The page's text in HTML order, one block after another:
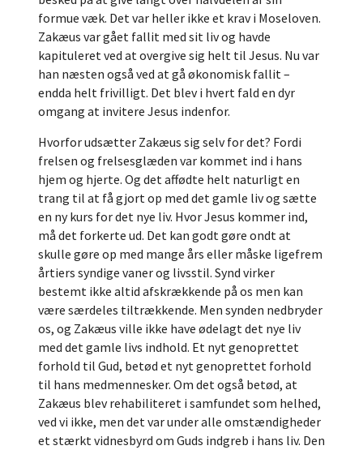
formue væk. Det var heller ikke et krav i Moseloven.
Zakæus var gået fallit med sit liv og havde
kapituleret ved at overgive sig helt til Jesus. Nu var
han næsten også ved at gå økonomisk fallit –
endda helt frivilligt. Det blev i hvert fald en dyr
omgang at invitere Jesus indenfor.
Hvorfor udsætter Zakæus sig selv for det? Fordi
frelsen og frelsesglæden var kommet ind i hans
hjem og hjerte. Og det affødte helt naturligt en
trang til at få gjort op med det gamle liv og sætte
en ny kurs for det nye liv. Hvor Jesus kommer ind,
må det forkerte ud. Det kan godt gøre ondt at
skulle gøre op med mange års eller måske ligefrem
årtiers syndige vaner og livsstil. Synd virker
bestemt ikke altid afskrækkende på os men kan
være særdeles tiltrækkende. Men synden nedbryder
os, og Zakæus ville ikke have ødelagt det nye liv
med det gamle livs indhold. Et nyt genoprettet
forhold til Gud, betød et nyt genoprettet forhold
til hans medmennesker. Om det også betød, at
Zakæus blev rehabiliteret i samfundet som helhed,
ved vi ikke, men det var under alle omstændigheder
et stærkt vidnesbyrd om Guds indgreb i hans liv. Den